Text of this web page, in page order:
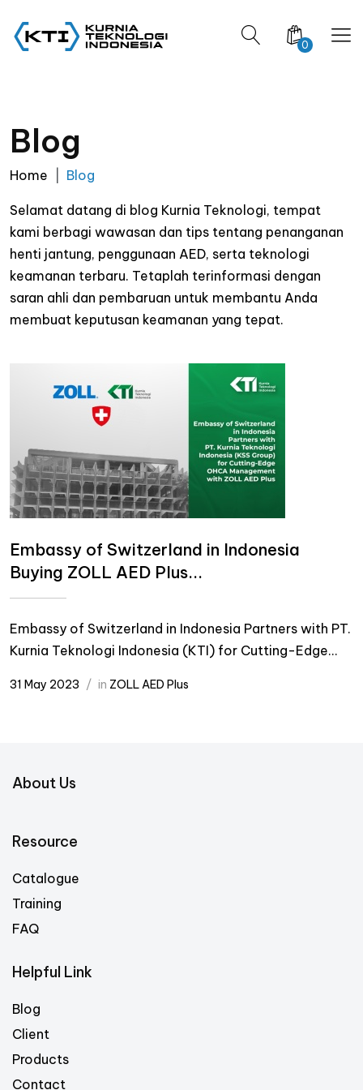
0
Blog
Home Blog
Selamat datang di blog Kurnia Teknologi, tempat
kami berbagi wawasan dan tips tentang penanganan
henti jantung, penggunaan AED, serta teknologi
keamanan terbaru. Tetaplah terinformasi dengan
saran ahli dan pembaruan untuk membantu Anda
membuat keputusan keamanan yang tepat.
Embassy of Switzerland in Indonesia
Buying ZOLL AED Plus...
Embassy of Switzerland in Indonesia Partners with PT.
Kurnia Teknologi Indonesia (KTI) for Cutting-Edge...
31 May 2023 in ZOLL AED Plus
About Us
Resource
Catalogue
Training
FAQ
Helpful Link
Blog
Client
Products
Contact